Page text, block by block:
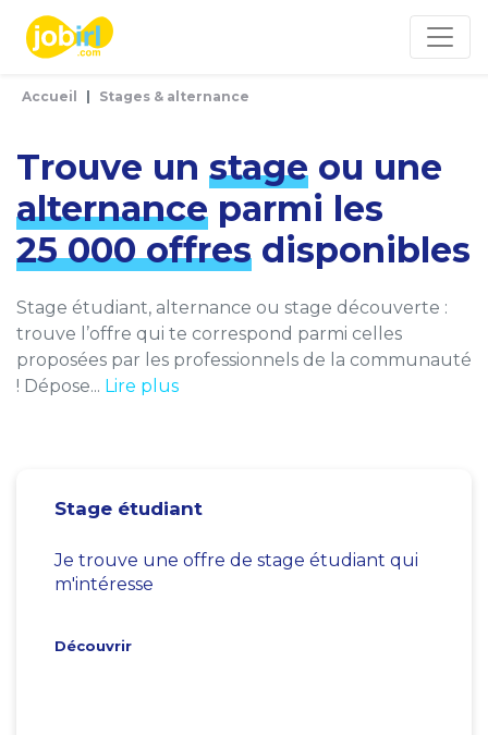
Accueil Stages & alternance
Trouve un stage ou une
alternance parmi les
25 000 offres disponibles
Stage étudiant, alternance ou stage découverte :
trouve l’offre qui te correspond parmi celles
proposées par les professionnels de la communauté
! Dépose... Lire plus
Stage étudiant
Je trouve une offre de stage étudiant qui
m'intéresse
Découvrir
Panneau de gestion des cookies